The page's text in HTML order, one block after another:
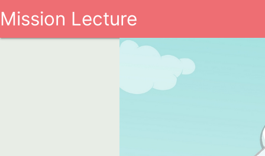
Mission Lecture